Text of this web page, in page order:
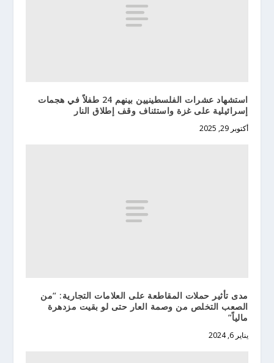
استشهاد عشرات الفلسطينيين بينهم 24 طفلاً في هجمات
إسرائيلية على غزة واستئناف وقف إطلاق النار
أكتوبر 29, 2025
مدى تأثير حملات المقاطعة على العلامات التجارية: “من
الصعب التخلص من وصمة العار حتى لو بقيت مزدهرة
مالياً”
يناير 6, 2024